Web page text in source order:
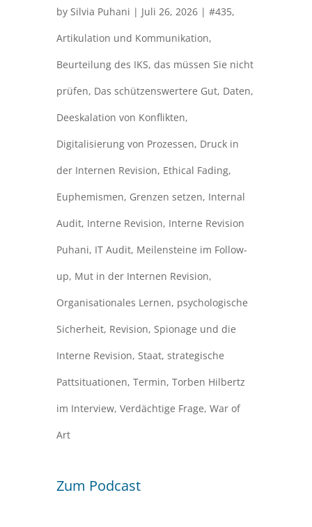
by Silvia Puhani | Juli 26, 2026| #435,
Artikulation und Kommunikation,
Beurteilung des IKS, das müssen Sie nicht
prüfen, Das schützenswertere Gut, Daten,
Deeskalation von Konflikten,
Digitalisierung von Prozessen, Druck in
der Internen Revision, Ethical Fading,
Euphemismen, Grenzen setzen, Internal
Audit, Interne Revision, Interne Revision
Puhani, IT Audit, Meilensteine im Follow-
up, Mut in der Internen Revision,
Organisationales Lernen, psychologische
Sicherheit, Revision, Spionage und die
Interne Revision, Staat, strategische
Pattsituationen, Termin, Torben Hilbertz
im Interview, Verdächtige Frage, War of
Art
Zum Podcast